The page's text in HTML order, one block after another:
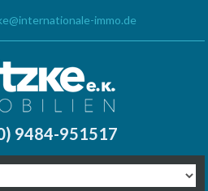
immo.de
9484-951517